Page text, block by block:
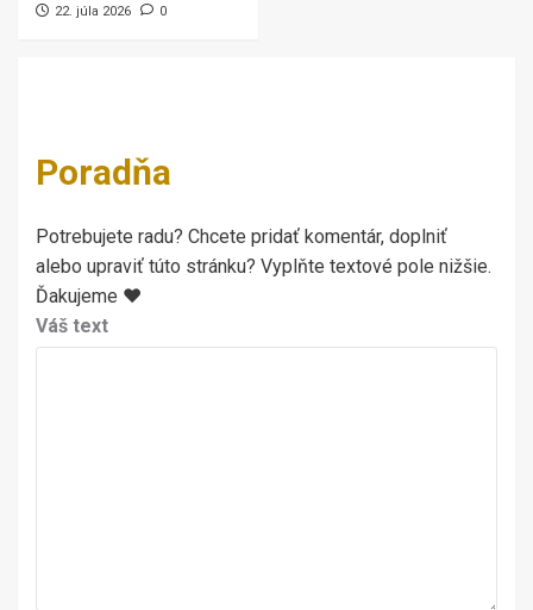
22. júla 2026
0
Poradňa
Potrebujete radu? Chcete pridať komentár, doplniť
alebo upraviť túto stránku? Vyplňte textové pole nižšie.
Ďakujeme ♥
Váš text